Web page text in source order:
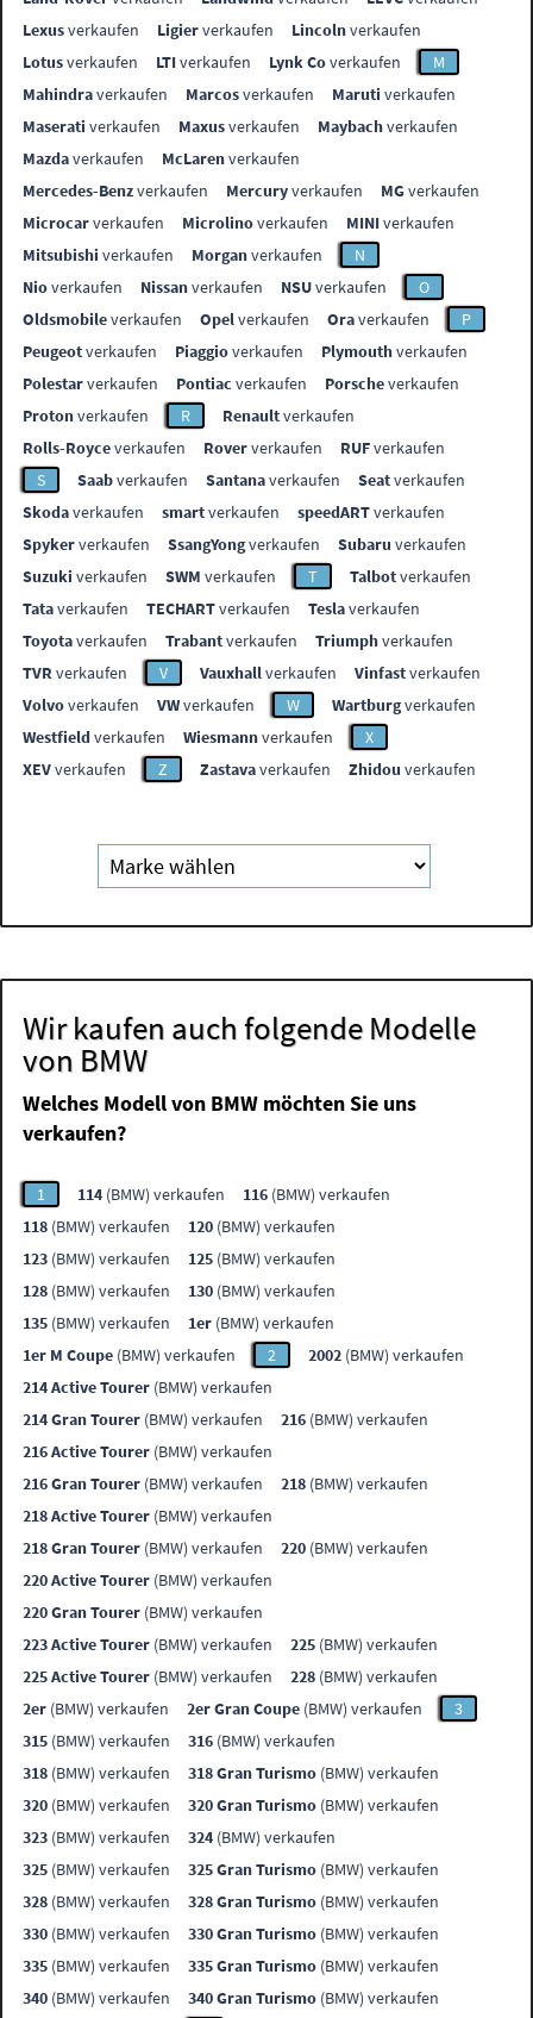
Lexusverkaufen Ligierverkaufen Lincolnverkaufen
Lotusverkaufen LTIverkaufen Lynk Coverkaufen
M
Mahindraverkaufen Marcosverkaufen Maruti verkaufen
Maserati verkaufen Maxusverkaufen Maybachverkaufen
Mazdaverkaufen McLarenverkaufen
Mercedes-Benzverkaufen Mercuryverkaufen MGverkaufen
Microcarverkaufen Microlinoverkaufen MINIverkaufen
Mitsubishi verkaufen Morganverkaufen
N
Nioverkaufen Nissanverkaufen NSUverkaufen
O
Oldsmobileverkaufen Opelverkaufen Oraverkaufen
P
Peugeotverkaufen Piaggioverkaufen Plymouthverkaufen
Polestarverkaufen Pontiac verkaufen Porscheverkaufen
Protonverkaufen R Renaultverkaufen
Rolls-Royceverkaufen Roververkaufen RUFverkaufen
S
Saabverkaufen Santanaverkaufen Seatverkaufen
Skodaverkaufen smartverkaufen speedARTverkaufen
Spykerverkaufen SsangYongverkaufen Subaru verkaufen
Suzuki verkaufen SWM verkaufen T Talbotverkaufen
Tataverkaufen TECHARTverkaufen Teslaverkaufen
Toyotaverkaufen Trabantverkaufen Triumphverkaufen
TVR verkaufen V Vauxhallverkaufen Vinfastverkaufen
Volvoverkaufen VWverkaufen W Wartburgverkaufen
Westfieldverkaufen Wiesmannverkaufen
X
XEVverkaufen Z Zastavaverkaufen Zhidou verkaufen
Wir kaufen auch folgende Modelle
von BMW
Welches Modell von BMW möchten Sie uns
verkaufen?
1 114 (BMW) verkaufen 116 (BMW) verkaufen
118 (BMW) verkaufen 120 (BMW) verkaufen
123 (BMW) verkaufen 125 (BMW) verkaufen
128 (BMW) verkaufen 130 (BMW) verkaufen
135 (BMW) verkaufen 1er (BMW) verkaufen
1er M Coupe (BMW) verkaufen 2 2002 (BMW) verkaufen
214 Active Tourer (BMW) verkaufen
214 Gran Tourer (BMW) verkaufen 216 (BMW) verkaufen
216 Active Tourer (BMW) verkaufen
216 Gran Tourer (BMW) verkaufen 218 (BMW) verkaufen
218 Active Tourer (BMW) verkaufen
218 Gran Tourer (BMW) verkaufen 220 (BMW) verkaufen
220 Active Tourer (BMW) verkaufen
220 Gran Tourer (BMW) verkaufen
223 Active Tourer (BMW) verkaufen 225 (BMW) verkaufen
225 Active Tourer (BMW) verkaufen 228 (BMW) verkaufen
2er (BMW) verkaufen 2er Gran Coupe (BMW) verkaufen
3
315 (BMW) verkaufen 316 (BMW) verkaufen
318 (BMW) verkaufen 318 Gran Turismo (BMW) verkaufen
320 (BMW) verkaufen 320 Gran Turismo (BMW) verkaufen
323 (BMW) verkaufen 324 (BMW) verkaufen
325 (BMW) verkaufen 325 Gran Turismo (BMW) verkaufen
328 (BMW) verkaufen 328 Gran Turismo (BMW) verkaufen
330 (BMW) verkaufen 330 Gran Turismo (BMW) verkaufen
335 (BMW) verkaufen 335 Gran Turismo (BMW) verkaufen
340 (BMW) verkaufen 340 Gran Turismo (BMW) verkaufen